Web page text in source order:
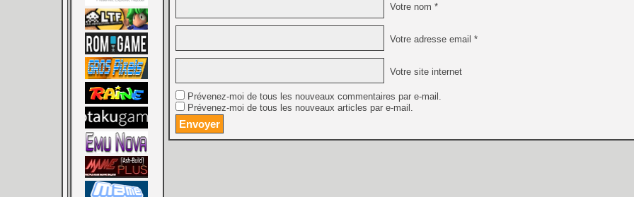
[GK] Oubliez Crazy Taxi,
[LS] [Switch] NSZ 5.0.0
[GK] No More Room in
Votre nom *
Votre adresse email *
Votre site internet
Prévenez-moi de tous les nouveaux commentaires par e-mail.
Prévenez-moi de tous les nouveaux articles par e-mail.